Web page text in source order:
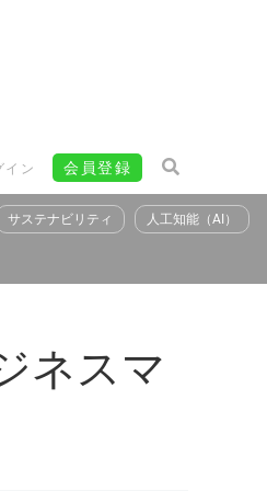
イン 会員登録
サステナビリティ 人工知能（AI）
ネスマ